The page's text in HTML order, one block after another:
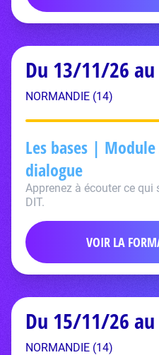
Du 13/11/26
NORMANDIE (14)
Les bases |
dialogue
Apprenez à écouter ce qui
DIT.
VOIR LA
Du 15/11/26
NORMANDIE (14)